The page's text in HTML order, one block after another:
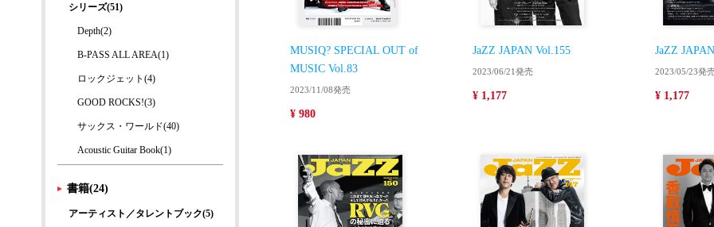
MUSIQ? SPECIAL OUT of
MUSIC Vol.83
2023/11/08発売
¥ 980
JaZZ JAPAN Vol.155
2023/06/21発売
¥ 1,177
JaZZ
2023/05/23発
¥ 1,177
シリーズ(51)
Depth(2)
B-PASS ALL AREA(1)
ロックジェット(4)
GOOD ROCKS!(3)
サックス・ワールド(40)
Acoustic Guitar Book(1)
書籍(24)
アーティスト／タレントブック(5)